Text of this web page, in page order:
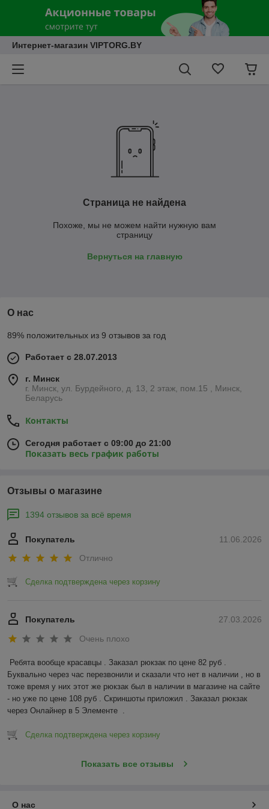
Интернет-магазин VIPTORG.BY
Страница не найдена
Похоже, мы не можем найти нужную вам
страницу
Вернуться на главную
О нас
89% положительных из 9 отзывов за год
Работает с 28.07.2013
г. Минск
г. Минск, ул. Бурдейного, д. 13, 2 этаж, пом.15 , Минск,
Беларусь
Контакты
Сегодня работает с 09:00 до 21:00
Показать весь график работы
Отзывы о магазине
1394 отзывов за всё время
11.06.2026
Покупатель
Отлично
Сделка подтверждена через корзину
27.03.2026
Покупатель
Очень плохо
Ребята вообще красавцы . Заказал рюкзак по цене 82 руб .
Буквально через час перезвонили и сказали что нет в наличии , но в
тоже время у них этот же рюкзак был в наличии в магазине на сайте
- но уже по цене 108 руб . Скриншоты приложил . Заказал рюкзак
через Онлайнер в 5 Элементе  .
Сделка подтверждена через корзину
Показать все отзывы
О нас